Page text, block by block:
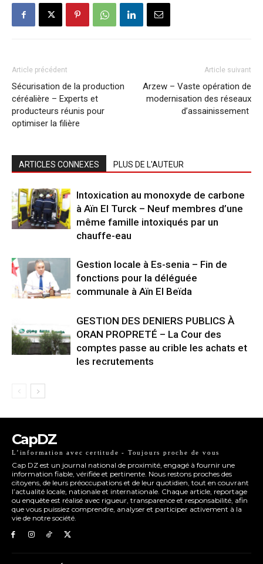
Article précédent
Sécurisation de la production
céréalière – Experts et
producteurs réunis pour
optimiser la filière
Article suivant
Arzew – Vaste opération de
modernisation des réseaux
d’assainissement
ARTICLES CONNEXES PLUS DE L'AUTEUR
Intoxication au monoxyde de carbone
à Aïn El Turck – Neuf membres d’une
même famille intoxiqués par un
chauffe-eau
Gestion locale à Es-senia – Fin de
fonctions pour la déléguée
communale à Aïn El Beïda
GESTION DES DENIERS PUBLICS À
ORAN PROPRETÉ – La Cour des
comptes passe au crible les achats et
les recrutements
CapDZ
L’information avec certitude - Toujours proche de vous
Cap DZ est un journal national de proximité, engagé à fournir une
information fiable, vérifiée et pertinente. Nous restons proches des
citoyens, de leurs préoccupations et de leur quotidien, tout en couvrant
l’actualité locale, nationale et internationale. Chaque article, reportage
ou enquête est réalisé avec rigueur, transparence et responsabilité, afin
que vous puissiez comprendre, analyser et participer activement à la
vie de notre société.